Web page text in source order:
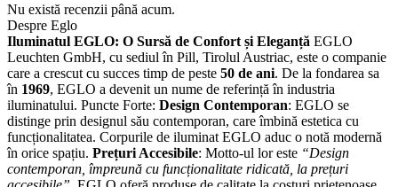
Nu există recenzii până acum.
Despre Eglo
Iluminatul EGLO: O Sursă de Confort și Eleganță EGLO
Leuchten GmbH, cu sediul în Pill, Tirolul Austriac, este o companie
care a crescut cu succes timp de peste 50 de ani. De la fondarea sa
în 1969, EGLO a devenit un nume de referință în industria
iluminatului. Puncte Forte: Design Contemporan: EGLO se
distinge prin designul său contemporan, care îmbină estetica cu
funcționalitatea. Corpurile de iluminat EGLO aduc o notă modernă
în orice spațiu. Prețuri Accesibile: Motto-ul lor este “Design
contemporan, împreună cu funcționalitate ridicată, la prețuri